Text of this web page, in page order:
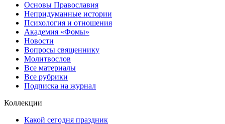
Основы Православия
Непридуманные истории
Психология и отношения
Академия «Фомы»
Новости
Вопросы священнику
Молитвослов
Все материалы
Все рубрики
Подписка на журнал
Коллекции
Какой сегодня праздник